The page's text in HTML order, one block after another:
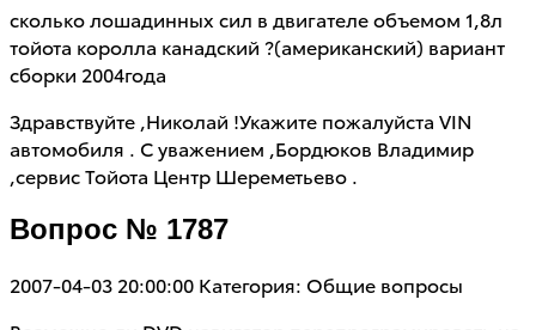
сколько лошадинных сил в двигателе объемом 1,8л
тойота королла канадский ?(американский) вариант
сборки 2004года
Здравствуйте ,Николай !Укажите пожалуйста VIN
автомобиля . С уважением ,Бордюков Владимир
,сервис Тойота Центр Шереметьево .
Вопрос № 1787
2007-04-03 20:00:00 Категория: Общие вопросы